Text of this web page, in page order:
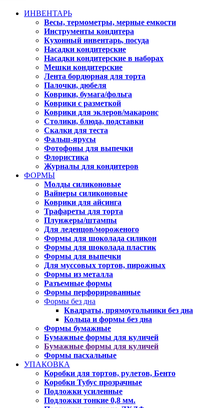
ИНВЕНТАРЬ
Весы, термометры, мерные емкости
Инструменты кондитера
Кухонный инвентарь, посуда
Насадки кондитерские
Насадки кондитерские в наборах
Мешки кондитерские
Лента бордюрная для торта
Палочки, дюбеля
Коврики, бумага/фольга
Коврики с разметкой
Коврики для эклеров/макаронс
Столики, блюда, подставки
Скалки для теста
Фальш-ярусы
Фотофоны для выпечки
Флористика
Журналы для кондитеров
ФОРМЫ
Молды силиконовые
Вайнеры силиконовые
Коврики для айсинга
Трафареты для торта
Плунжеры/штампы
Для леденцов/мороженого
Формы для шоколада силикон
Формы для шоколада пластик
Формы для выпечки
Для муссовых тортов, пирожных
Формы из металла
Разъемные формы
Формы перфорированные
Формы без дна
Квадраты, прямоугольники без дна
Кольца и формы без дна
Формы бумажные
Бумажные формы для куличей
Бумажные формы для куличей
Формы пасхальные
УПАКОВКА
Коробки для тортов, рулетов, Бенто
Коробки Тубус прозрачные
Подложки усиленные
Подложки тонкие 0,8 мм.